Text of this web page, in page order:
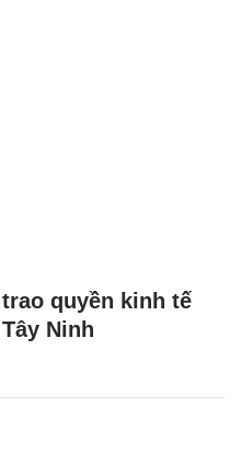
quyền kinh tế
Ninh